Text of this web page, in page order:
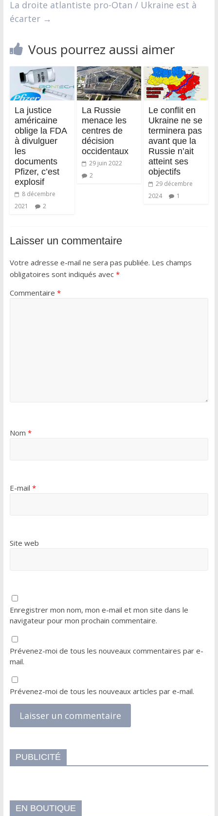
La droite atlantiste pro-Otan / Ukraine est à
écarter →
Vous pourrez aussi aimer
La justice
américaine
oblige la FDA
à divulguer
les
documents
Pfizer, c’est
explosif
8 décembre
2021
2
La Russie
menace les
centres de
décision
occidentaux
29 juin 2022
2
Le conflit en
Ukraine ne se
terminera pas
avant que la
Russie n’ait
atteint ses
objectifs
29 décembre
2024
1
Laisser un commentaire
Votre adresse e-mail ne sera pas publiée. Les champs
obligatoires sont indiqués avec *
Commentaire *
Nom *
E-mail *
Site web
Enregistrer mon nom, mon e-mail et mon site dans le
navigateur pour mon prochain commentaire.
Prévenez-moi de tous les nouveaux commentaires par e-
mail.
Prévenez-moi de tous les nouveaux articles par e-mail.
PUBLICITÉ
EN BOUTIQUE